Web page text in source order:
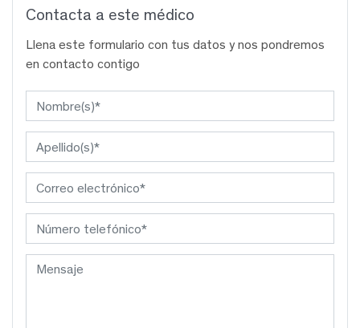
Contacta a este médico
Llena este formulario con tus datos y nos pondremos
en contacto contigo